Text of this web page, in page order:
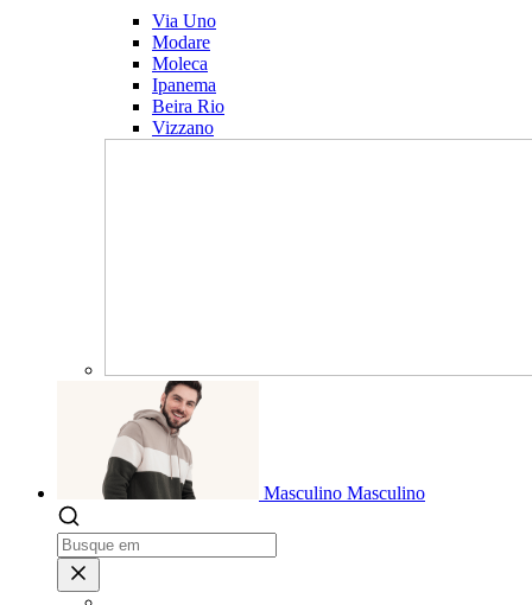
Via Uno
Modare
Moleca
Ipanema
Beira Rio
Vizzano
Masculino Masculino